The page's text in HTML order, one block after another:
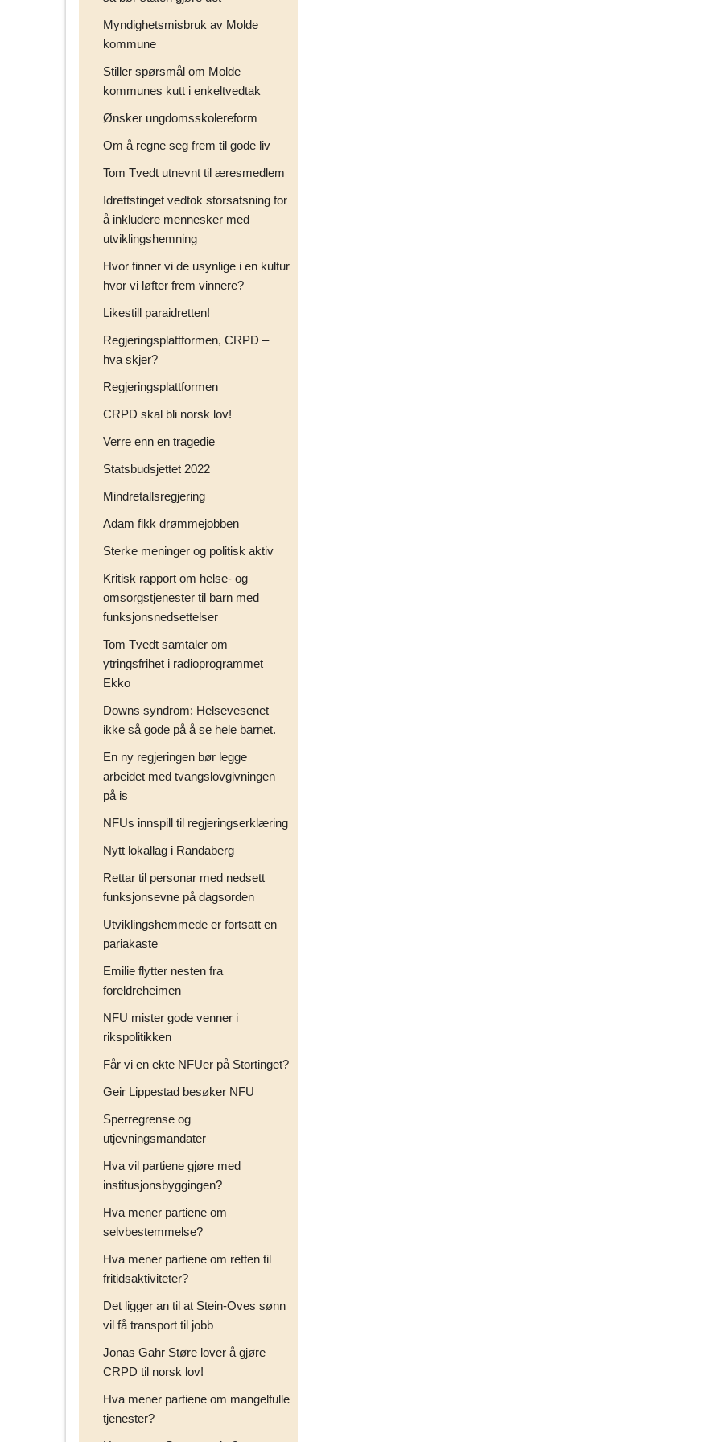
Myndighetsmisbruk av Molde
kommune
Stiller spørsmål om Molde
kommunes kutt i enkeltvedtak
Ønsker ungdomsskolereform
Om å regne seg frem til gode liv
Tom Tvedt utnevnt til æresmedlem
Idrettstinget vedtok storsatsning for
å inkludere mennesker med
utviklingshemning
Hvor finner vi de usynlige i en kultur
hvor vi løfter frem vinnere?
Likestill paraidretten!
Regjeringsplattformen, CRPD –
hva skjer?
Regjeringsplattformen
CRPD skal bli norsk lov!
Verre enn en tragedie
Statsbudsjettet 2022
Mindretallsregjering
Adam fikk drømmejobben
Sterke meninger og politisk aktiv
Kritisk rapport om helse- og
omsorgstjenester til barn med
funksjonsnedsettelser
Tom Tvedt samtaler om
ytringsfrihet i radioprogrammet
Ekko
Downs syndrom: Helsevesenet
ikke så gode på å se hele barnet.
En ny regjeringen bør legge
arbeidet med tvangslovgivningen
på is
NFUs innspill til regjeringserklæring
Nytt lokallag i Randaberg
Rettar til personar med nedsett
funksjonsevne på dagsorden
Utviklingshemmede er fortsatt en
pariakaste
Emilie flytter nesten fra
foreldreheimen
NFU mister gode venner i
rikspolitikken
Får vi en ekte NFUer på Stortinget?
Geir Lippestad besøker NFU
Sperregrense og
utjevningsmandater
Hva vil partiene gjøre med
institusjonsbyggingen?
Hva mener partiene om
selvbestemmelse?
Hva mener partiene om retten til
fritidsaktiviteter?
Det ligger an til at Stein-Oves sønn
vil få transport til jobb
Jonas Gahr Støre lover å gjøre
CRPD til norsk lov!
Hva mener partiene om mangelfulle
tjenester?